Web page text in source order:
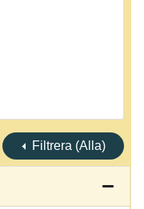
Filtrera (Alla)